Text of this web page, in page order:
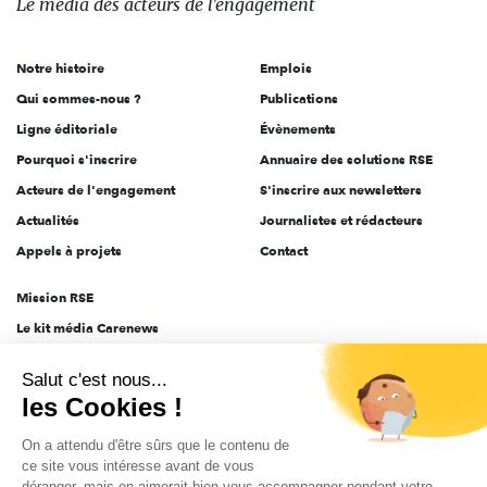
l'engagement
Notre histoire
Qui sommes-nous ?
Ligne éditoriale
Pourquoi s'inscrire
Acteurs de l'engagement
Actualités
Appels à projets
Emplois
Publications
Évènements
Annuaire des solutions RSE
S'inscrire aux newsletters
Journalistes et rédacteurs
Contact
Mission RSE
Le kit média Carenews
AEF info
Novethic
PRODURABLE
Inclusiv Day
Salut c'est nous...
les Cookies !
On a attendu d'être sûrs que le contenu de
ce site vous intéresse avant de vous